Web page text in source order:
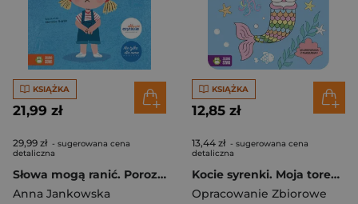
KSIĄŻKA
21,99 zł
29,99 zł - sugerowana cena
detaliczna
Słowa mogą ranić. Porozmawiaj ze mną
Anna Jankowska
KSIĄŻKA
12,85 zł
13,44 zł - sugerowana cena
detaliczna
Kocie syrenki. Moja torebeczka
Opracowanie Zbiorowe